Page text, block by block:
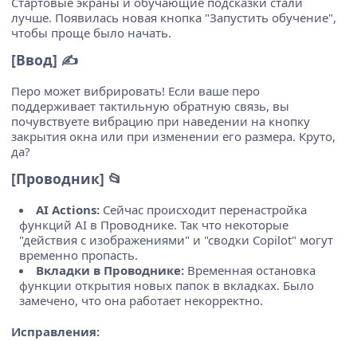
лучше. Появилась новая кнопка "Запустить обучение",
чтобы проще было начать.
[Ввод] ✍️
Перо может вибрировать! Если ваше перо
поддерживает тактильную обратную связь, вы
почувствуете вибрацию при наведении на кнопку
закрытия окна или при изменении его размера. Круто,
да?
[Проводник] 📂
AI Actions: Сейчас происходит перенастройка
функций AI в Проводнике. Так что некоторые
"действия с изображениями" и "сводки Copilot" могут
временно пропасть.
Вкладки в Проводнике: Временная остановка
функции открытия новых папок в вкладках. Было
замечено, что она работает некорректно.
Исправления: